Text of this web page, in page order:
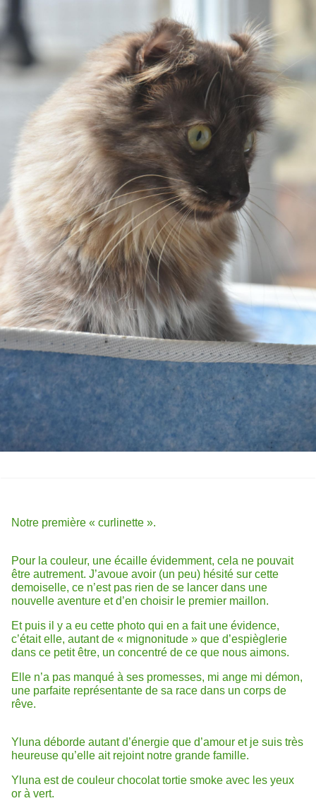
Notre première « curlinette ».
Pour la couleur, une écaille évidemment, cela ne pouvait
être autrement. J’avoue avoir (un peu) hésité sur cette
demoiselle, ce n’est pas rien de se lancer dans une
nouvelle aventure et d’en choisir le premier maillon.
Et puis il y a eu cette photo qui en a fait une évidence,
c’était elle, autant de « mignonitude » que d’espièglerie
dans ce petit être, un concentré de ce que nous aimons.
Elle n’a pas manqué à ses promesses, mi ange mi démon,
une parfaite représentante de sa race dans un corps de
rêve.
Yluna déborde autant d’énergie que d’amour et je suis très
heureuse qu’elle ait rejoint notre grande famille.
Yluna est de couleur chocolat tortie smoke avec les yeux
or à vert.